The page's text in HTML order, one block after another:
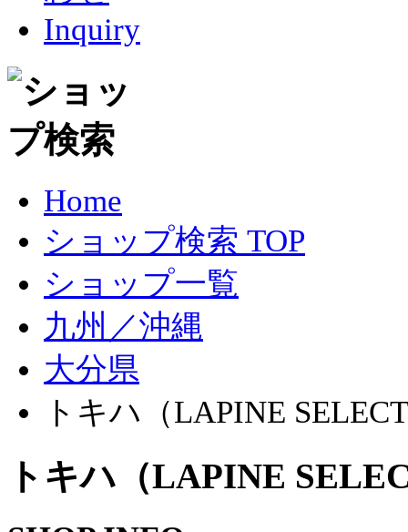
Home
ショップ検索 TOP
ショップ一覧
九州／沖縄
大分県
トキハ（LAPINE
トキハ（LAPINE